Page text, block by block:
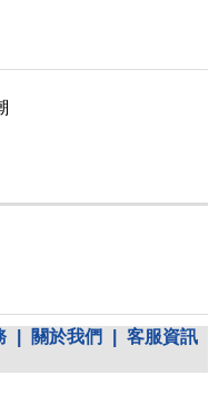
關於我們
客服資訊